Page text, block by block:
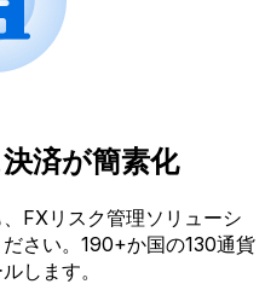
済が簡素化
FXリスク管理ソリューシ
さい。190+か国の130通貨
します。